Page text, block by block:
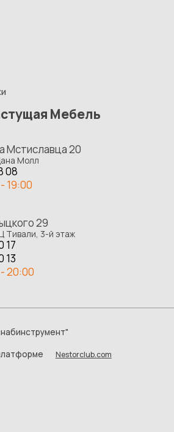
Мебель
Мстиславца 20
Молл
08
19:00
29
Тивали, 3-й этаж
17
13
20:00
Nestorclub.com